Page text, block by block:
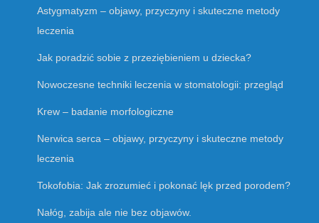
Astygmatyzm – objawy, przyczyny i skuteczne metody
leczenia
Jak poradzić sobie z przeziębieniem u dziecka?
Nowoczesne techniki leczenia w stomatologii: przegląd
Krew – badanie morfologiczne
Nerwica serca – objawy, przyczyny i skuteczne metody
leczenia
Tokofobia: Jak zrozumieć i pokonać lęk przed porodem?
Nałóg, zabija ale nie bez objawów.